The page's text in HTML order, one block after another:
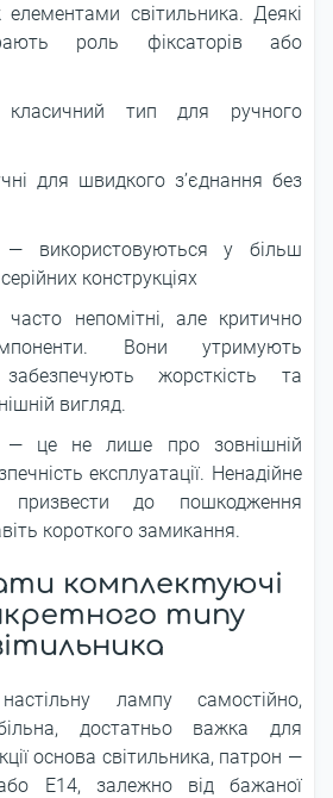
елементами світильника. Деякі
роль фіксаторів або
тип для ручного
для швидкого з’єднання без
— використовуються у більш
конструкціях
непомітні, але критично
Вони утримують
забезпечують жорсткість та
вигляд.
— це не лише про зовнішній
експлуатації. Ненадійне
призвести до пошкодження
короткого замикання.
комплектуючі
типу
лампу самостійно,
достатньо важка для
основа світильника, патрон —
E14, залежно від бажаної